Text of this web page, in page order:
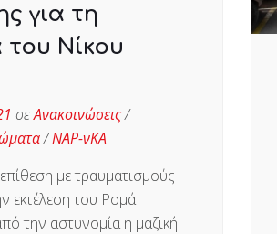
για τη
του Νίκου
σεΑνακοινώσεις/
/ΝΑΡ-νΚΑ
με τραυματισμούς
εκτέλεση του Ρομά
την αστυνομία η μαζική